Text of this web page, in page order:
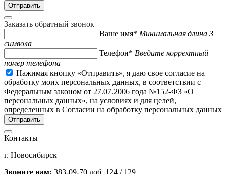
Заказать обратный звонок
Ваше имя* Минимальная длина 3
символа
Телефон* Введите корректный
номер телефона
Нажимая кнопку «Отправить», я даю свое согласие на
обработку моих персональных данных, в соответствии с
Федеральным законом от 27.07.2006 года №152-ФЗ «О
персональных данных», на условиях и для целей,
определенных в Согласии на обработку персональных данных
Контакты
г. Новосибирск
Звоните нам: 383-09-70 доб. 124 / 129